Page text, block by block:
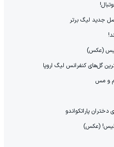
جدید لیگ برتر
(عکس)
گل‌های کنفرانس لیگ اروپا
و مس
دختران پاراتکواندو
(عکس)